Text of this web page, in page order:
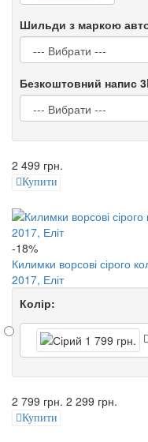
Шильди з маркою
Безкоштовний напис
2 499 грн.
Купити
-18%
Килимки ворсові сірого
2017, Еліт
Колір:
2 799 грн. 2 299 грн.
Купити